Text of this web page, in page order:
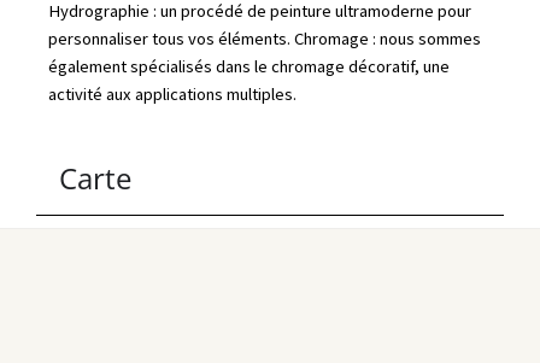
Hydrographie : un procédé de peinture ultramoderne pour
personnaliser tous vos éléments. Chromage : nous sommes
également spécialisés dans le chromage décoratif, une
activité aux applications multiples.
Carte